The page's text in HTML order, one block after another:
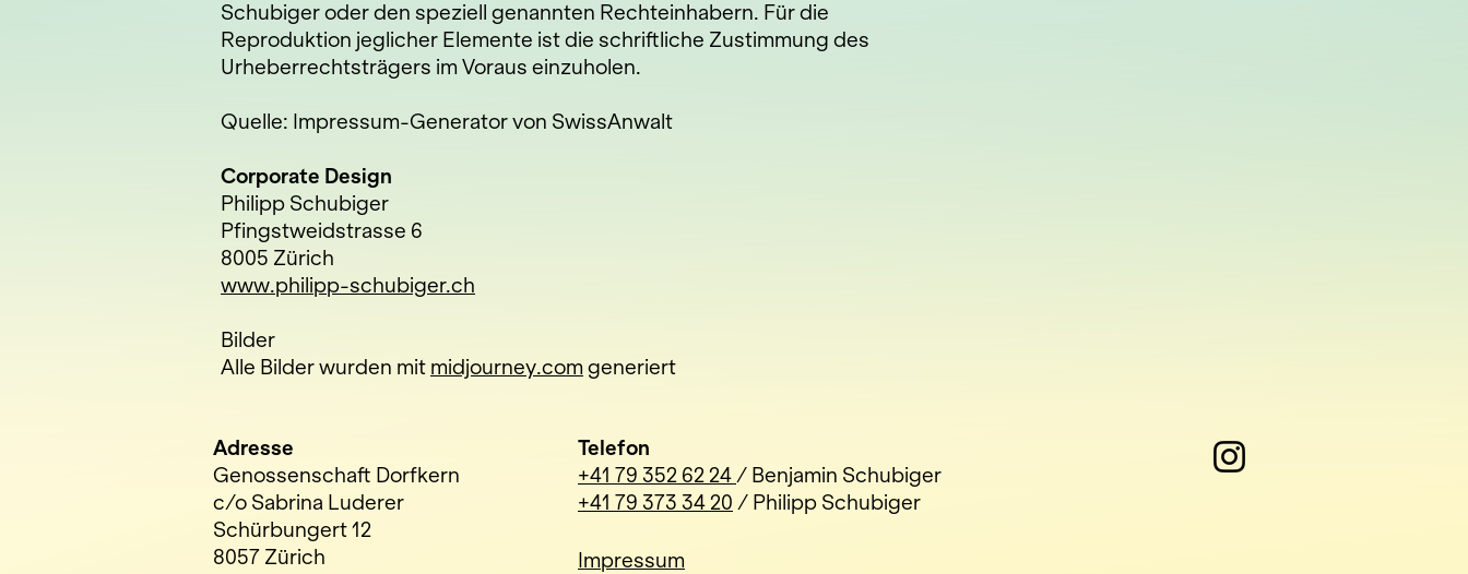
Schubiger oder den speziell genannten Rechteinhabern. Für die
Reproduktion jeglicher Elemente ist die schriftliche Zustimmung des
Urheberrechtsträgers im Voraus einzuholen.
Quelle: Impressum-Generator von SwissAnwalt
Corporate Design
Philipp Schubiger
Pfingstweidstrasse 6
8005 Zürich
www.philipp-schubiger.ch
Bilder
Alle Bilder wurden mit midjourney.com generiert
Adresse
Genossenschaft Dorfkern
c/o Sabrina Luderer
Schürbungert 12
8057 Zürich
Telefon
+41 79 352 62 24‬/ Benjamin Schubiger
+41 79 373 34 20 / Philipp Schubiger
Impressum